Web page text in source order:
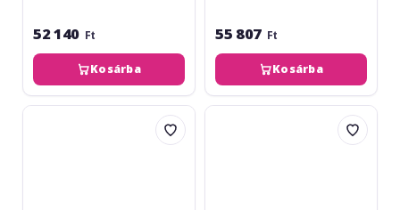
52 140 Ft
Kosárba
55 807 Ft
Kosárba
Shure
LD